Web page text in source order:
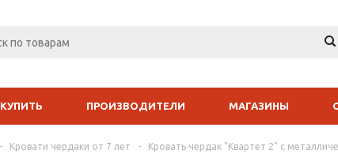
ПРОИЗВОДИТЕЛИ МАГАЗИНЫ
- Кровати чердаки от 7 лет - Кровать чердак "Квартет 2" с